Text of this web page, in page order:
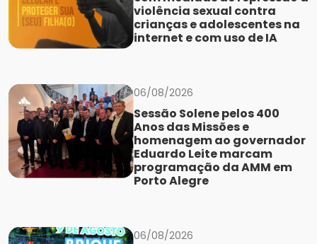
violência sexual contra
crianças e adolescentes na
internet e com uso de IA
06/08/2026
Sessão Solene pelos 400
Anos das Missões e
homenagem ao governador
Eduardo Leite marcam
programação da AMM em
Porto Alegre
06/08/2026